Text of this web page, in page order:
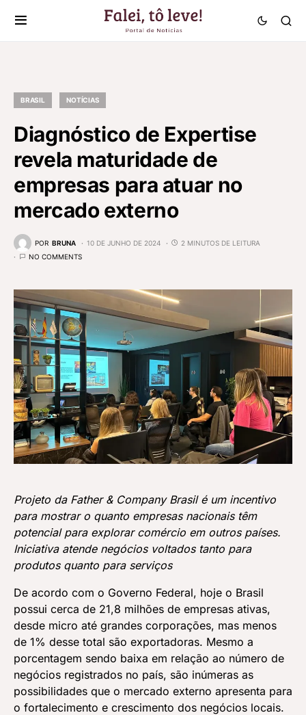
BRASIL NOTÍCIAS
Diagnóstico de Expertise
revela maturidade de
empresas para atuar no
mercado externo
POR BRUNA 10 DE JUNHO DE 2024
2 MINUTOS DE LEITURA
NO COMMENTS
Projeto da Father & Company Brasil é um incentivo
para mostrar o quanto empresas nacionais têm
potencial para explorar comércio em outros países.
Iniciativa atende negócios voltados tanto para
produtos quanto para serviços
De acordo com o Governo Federal, hoje o Brasil
possui cerca de 21,8 milhões de empresas ativas,
desde micro até grandes corporações, mas menos
de 1% desse total são exportadoras. Mesmo a
porcentagem sendo baixa em relação ao número de
negócios registrados no país, são inúmeras as
possibilidades que o mercado externo apresenta para
o fortalecimento e crescimento dos negócios locais.